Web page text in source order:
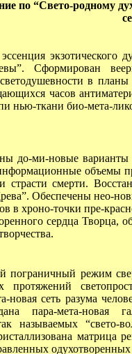
по“Свето-родному
экзотического
Сформирован
в
часов
нью-ткани био-мета-
до-ми-новые варианты
объемы
страсти смерти.
Обеспечены нео-
в хроно-точки пре-
сердца Творца,
режим
протяжений
новая сеть разума
пара-мета-новая
называемых
матрица